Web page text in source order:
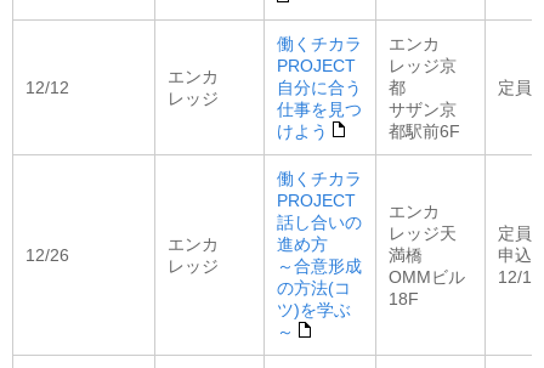
12/12
エンカ
レッジ
働くチカラ
PROJECT
自分に合う
仕事を見つ
けよう
エンカ
レッジ京
都
サザン京
都駅前6F
定員
12/26
エンカ
レッジ
働くチカラ
PROJECT
話し合いの
進め方
～合意形成
の方法(コ
ツ)を学ぶ
～
エンカ
レッジ天
満橋
OMMビル
18F
定員
申込
12/11